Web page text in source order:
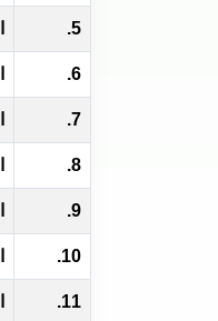
5.
6.
7.
8.
9.
10.
11.